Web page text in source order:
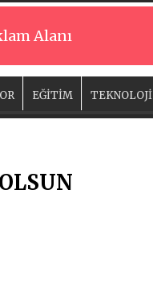
Alanı
EĞİTİM TEKNOLOJİ